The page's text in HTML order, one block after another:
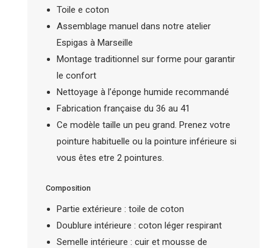
Toile e coton
Assemblage manuel dans notre atelier
Espigas à Marseille
Montage traditionnel sur forme pour garantir
le confort
Nettoyage à l’éponge humide recommandé
Fabrication française du 36 au 41
Ce modèle taille un peu grand. Prenez votre
pointure habituelle ou la pointure inférieure si
vous êtes etre 2 pointures.
Composition
Partie extérieure : toile de coton
Doublure intérieure : coton léger respirant
Semelle intérieure : cuir et mousse de